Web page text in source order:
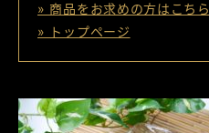
» 商品をお求めの方はこちら
» トップページ